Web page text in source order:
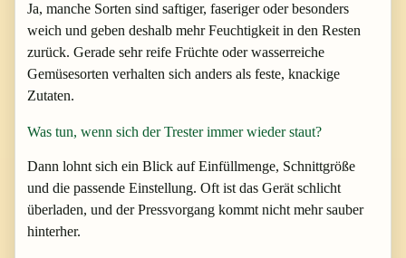
Ja, manche Sorten sind saftiger, faseriger oder besonders
weich und geben deshalb mehr Feuchtigkeit in den Resten
zurück. Gerade sehr reife Früchte oder wasserreiche
Gemüsesorten verhalten sich anders als feste, knackige
Zutaten.
Was tun, wenn sich der Trester immer wieder staut?
Dann lohnt sich ein Blick auf Einfüllmenge, Schnittgröße
und die passende Einstellung. Oft ist das Gerät schlicht
überladen, und der Pressvorgang kommt nicht mehr sauber
hinterher.